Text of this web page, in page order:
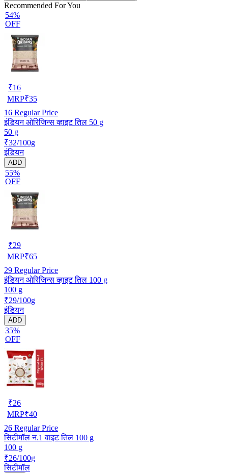
Recommended For You
54%
OFF
₹16
MRP₹35
16 Regular Price
इंडियन ओरिजिन्स व्हाइट तिल 50 g
50 g
₹32/100g
इंडियन
ADD
55%
OFF
₹29
MRP₹65
29 Regular Price
इंडियन ओरिजिन्स व्हाइट तिल 100 g
100 g
₹29/100g
इंडियन
ADD
35%
OFF
₹26
MRP₹40
26 Regular Price
सिटीमॉल न.1 वाइट तिल 100 g
100 g
₹26/100g
सिटीमॉल